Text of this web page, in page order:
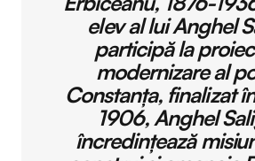
elev al lui Anghel
participă la
modernizare al
Constanţa, finalizat
1906, Anghel
încredinţează